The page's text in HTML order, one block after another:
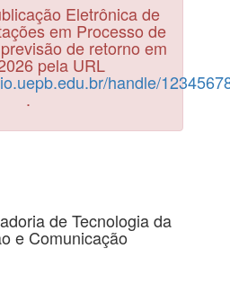
Eletrônica de
em Processo de
de retorno em
pela URL
handle/
.
de Tecnologia da
e Comunicação